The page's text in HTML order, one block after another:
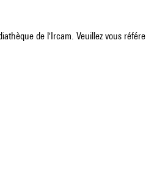
de l'Ircam. Veuillez vous